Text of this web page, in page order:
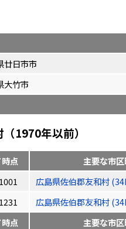
廿日市市
大竹市
1970年以前）
点 主要な市
広島県佐伯郡友和村
広島県佐伯郡友和村
点 主要な市